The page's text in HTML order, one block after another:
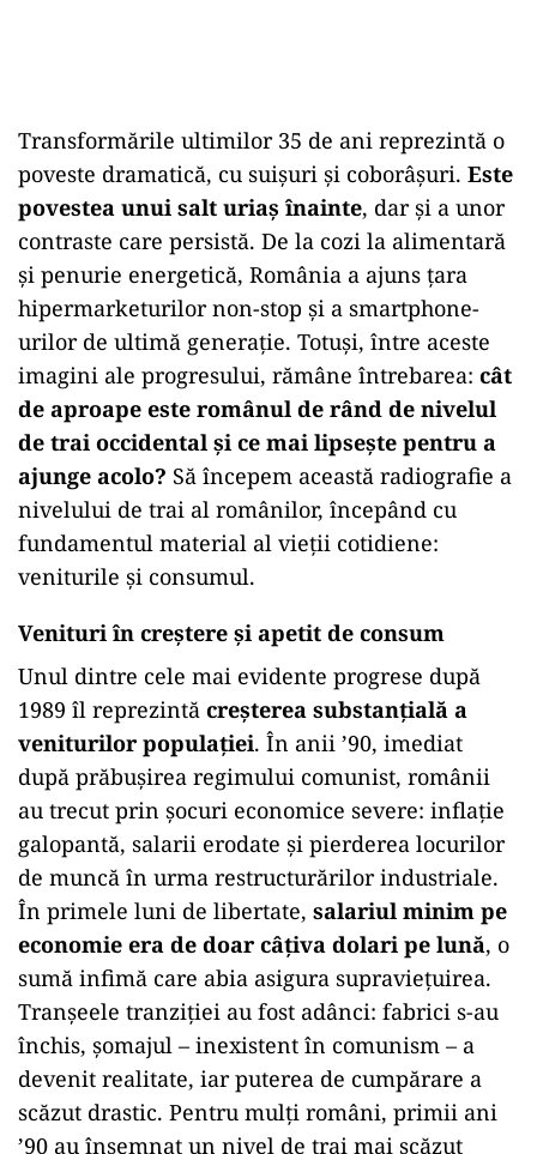
Transformările ultimilor 35 de ani reprezintă o
poveste dramatică, cu suișuri și coborâșuri. Este
povestea unui salt uriaș înainte, dar și a unor
contraste care persistă. De la cozi la alimentară
și penurie energetică, România a ajuns țara
hipermarketurilor non-stop și a smartphone-
urilor de ultimă generație. Totuși, între aceste
imagini ale progresului, rămâne întrebarea: cât
de aproape este românul de rând de nivelul
de trai occidental și ce mai lipsește pentru a
ajunge acolo? Să începem această radiografie a
nivelului de trai al românilor, începând cu
fundamentul material al vieții cotidiene:
veniturile și consumul.
Venituri în creștere și apetit de consum
Unul dintre cele mai evidente progrese după
1989 îl reprezintă creșterea substanțială a
veniturilor populației. În anii ’90, imediat
după prăbușirea regimului comunist, românii
au trecut prin șocuri economice severe: inflație
galopantă, salarii erodate și pierderea locurilor
de muncă în urma restructurărilor industriale.
În primele luni de libertate, salariul minim pe
economie era de doar câțiva dolari pe lună, o
sumă infimă care abia asigura supraviețuirea.
Tranșeele tranziției au fost adânci: fabrici s-au
închis, șomajul – inexistent în comunism – a
devenit realitate, iar puterea de cumpărare a
scăzut drastic. Pentru mulți români, primii ani
’90 au însemnat un nivel de trai mai scăzut